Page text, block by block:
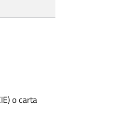
o carta